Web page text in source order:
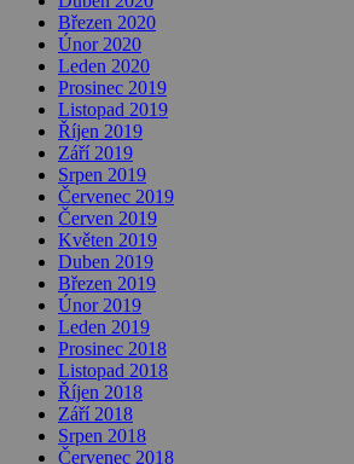
Březen 2020
Únor 2020
Leden 2020
Prosinec 2019
Listopad 2019
Říjen 2019
Září 2019
Srpen 2019
Červenec 2019
Červen 2019
Květen 2019
Duben 2019
Březen 2019
Únor 2019
Leden 2019
Prosinec 2018
Listopad 2018
Říjen 2018
Září 2018
Srpen 2018
Červenec 2018